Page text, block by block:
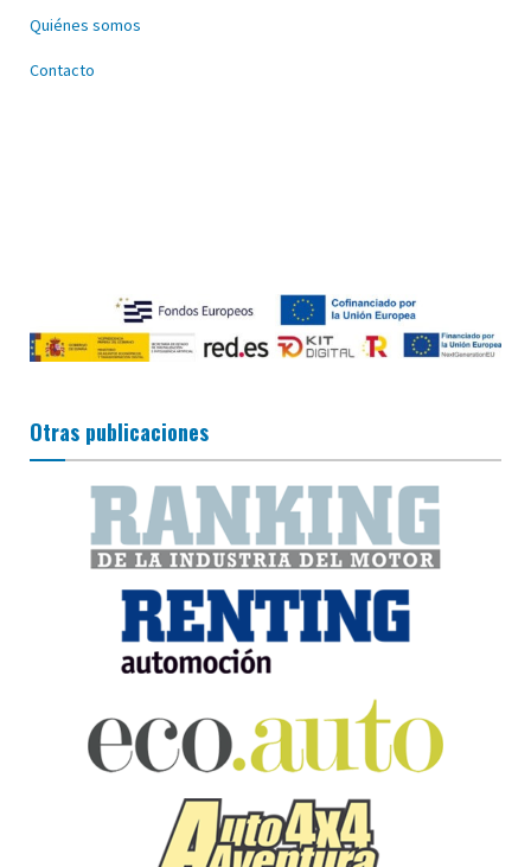
Quiénes somos
Contacto
Otras publicaciones